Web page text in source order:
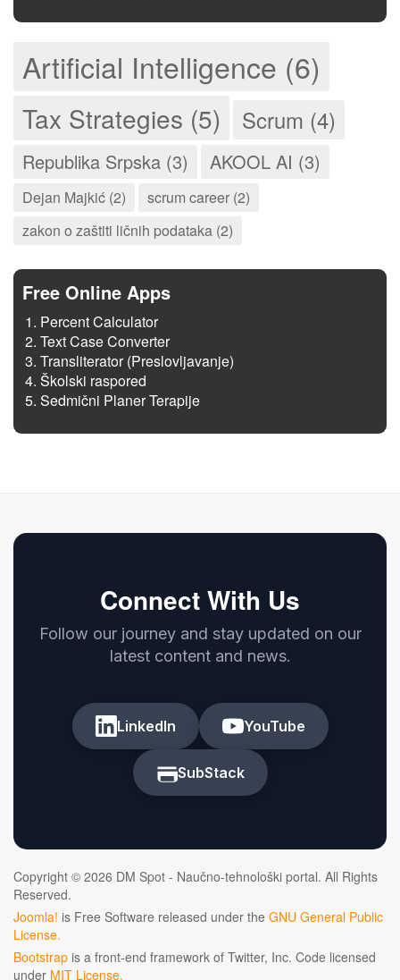
Artificial Intelligence (6)
Tax Strategies (5) Scrum (4)
Republika Srpska (3) AKOOL AI (3)
Dejan Majkić (2)
scrum career (2)
zakon o zaštiti ličnih podataka (2)
Free Online Apps
Percent Calculator
Text Case Converter
Transliterator (Preslovljavanje)
Školski raspored
Sedmični Planer Terapije
Connect With Us
Follow our journey and stay updated on our
latest content and news.
LinkedIn YouTube
SubStack
Copyright © 2026 DM Spot - Naučno-tehnološki portal. All Rights
Reserved.
Joomla! is Free Software released under the GNU General Public
License.
Bootstrap is a front-end framework of Twitter, Inc. Code licensed
under MIT License.